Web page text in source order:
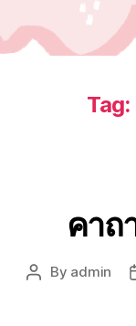
Tag:
คาถ
By admin